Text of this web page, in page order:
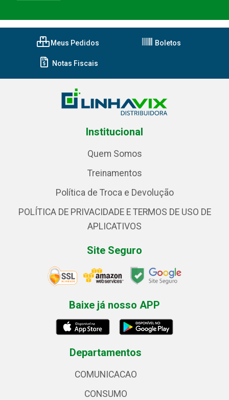
Meus Pedidos Boletos
Notas Fiscais
Institucional
Quem Somos
Treinamentos
Política de Troca e Devolução
POLÍTICA DE PRIVACIDADE E TERMOS DE USO DE
APLICATIVOS
Site Seguro
Baixe já nosso APP
Departamentos
COMUNICACAO
CONSUMO